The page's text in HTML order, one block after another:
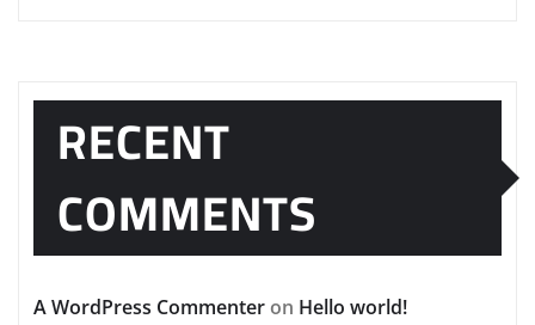
RECENT
COMMENTS
A WordPress Commenter on Hello world!